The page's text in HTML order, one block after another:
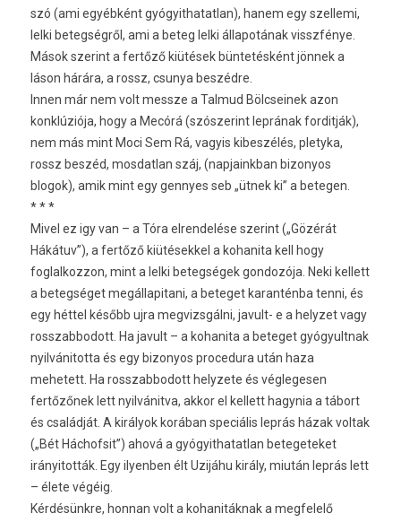
szó (ami egyébként gyógyithatatlan), hanem egy szellemi,
lelki betegségről, ami a beteg lelki állapotának visszfénye.
Mások szerint a fertőző kiütések büntetésként jönnek a
láson hárára, a rossz, csunya beszédre.
Innen már nem volt messze a Talmud Bölcseinek azon
konklúziója, hogy a Mecórá (szószerint leprának forditják),
nem más mint Moci Sem Rá, vagyis kibeszélés, pletyka,
rossz beszéd, mosdatlan száj, (napjainkban bizonyos
blogok), amik mint egy gennyes seb „ütnek ki” a betegen.
* * *
Mivel ez igy van – a Tóra elrendelése szerint („Gözérát
Hákátuv”), a fertőző kiütésekkel a kohanita kell hogy
foglalkozzon, mint a lelki betegségek gondozója. Neki kellett
a betegséget megállapitani, a beteget karanténba tenni, és
egy héttel később ujra megvizsgálni, javult- e a helyzet vagy
rosszabbodott. Ha javult – a kohanita a beteget gyógyultnak
nyilvánitotta és egy bizonyos procedura után haza
mehetett. Ha rosszabbodott helyzete és véglegesen
fertőzőnek lett nyilvánitva, akkor el kellett hagynia a tábort
és családját. A királyok korában speciális leprás házak voltak
(„Bét Háchofsit”) ahová a gyógyithatatlan betegeteket
irányitották. Egy ilyenben élt Uzijáhu király, miután leprás lett
– élete végéig.
Kérdésünkre, honnan volt a kohanitáknak a megfelelő